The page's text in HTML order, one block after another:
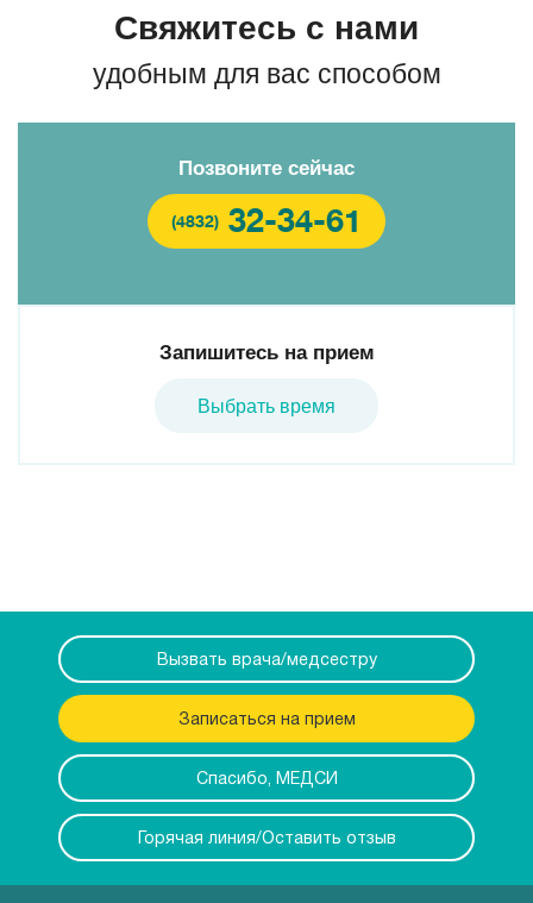
Свяжитесь с нами
удобным для вас способом
Позвоните сейчас
(4832) 32-34-61
Запишитесь на прием
Выбрать время
Вызвать врача/медсестру
Записаться на прием
Спасибо, МЕДСИ
Горячая линия/Оставить отзыв